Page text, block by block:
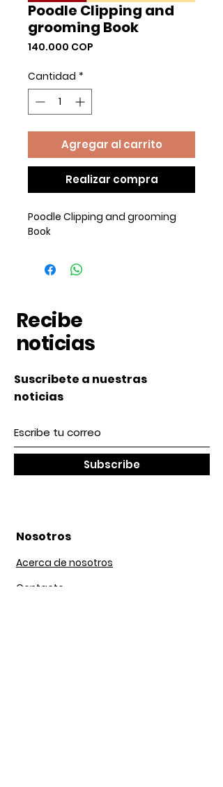
Poodle Clipping and
grooming Book
140.000 COP
Cantidad *
Agregar al carrito
Realizar compra
Poodle Clipping and grooming
Book
Recibe
noticias
Suscribete a nuestras
noticias
Subscribe
Nosotros
Acerca de nosotros
Contacto